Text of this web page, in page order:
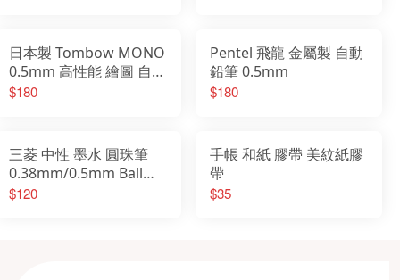
日本製 Tombow MONO
0.5mm 高性能 繪圖 自動
鉛筆 DPA-162A
$180
Pentel 飛龍 金屬製 自動
鉛筆 0.5mm
$180
三菱 中性 墨水 圓珠筆
0.38mm/0.5mm Ball
Uniball One
$120
手帳 和紙 膠帶 美紋紙膠
帶
$35